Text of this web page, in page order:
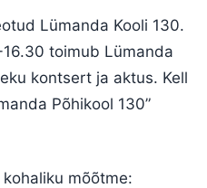
Lümanda Kooli 130.
toimub Lümanda
kontsert ja aktus. Kell
Põhikool 130”
mõõtme: